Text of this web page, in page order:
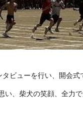
ビューを行い、開会式
い、柴犬の笑顔、全力